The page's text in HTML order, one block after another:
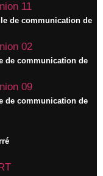
11
de communication de
02
de communication de
09
de communication de